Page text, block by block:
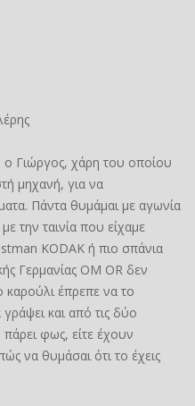
ο Γιώργος, χάρη του οποίου
μηχανή, για να
Πάντα θυμάμαι με αγωνία
την ταινία που είχαμε
KODAK ή πιο σπάνια
Γερμανίας OM OR δεν
καρούλι έπρεπε να το
γράψει και από τις δύο
φως, είτε έχουν
να θυμάσαι ότι το έχεις